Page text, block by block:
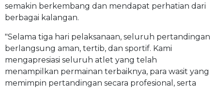
semakin berkembang dan mendapat perhatian dari
berbagai kalangan.
"Selama tiga hari pelaksanaan, seluruh pertandingan
berlangsung aman, tertib, dan sportif. Kami
mengapresiasi seluruh atlet yang telah
menampilkan permainan terbaiknya, para wasit yang
memimpin pertandingan secara profesional, serta